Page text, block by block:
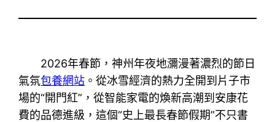
2026年春節，神州年夜地瀰漫著濃烈的節日
氣氛包養網站 。從冰雪經濟的熱力全開到片子市
場的“開門紅”，從智能家電的煥新高潮到安康花
費的品德進級，這個“史上最長春節假期”不只書